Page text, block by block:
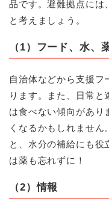
品です。避難拠点には
と考えましょう。
（ 1） フード、水、
自治体などから支援フ
ります。また、日常と
は食べない傾向があり
くなるかもしれません
と、水分の補給にも役
は薬も忘れずに！
（2）情報